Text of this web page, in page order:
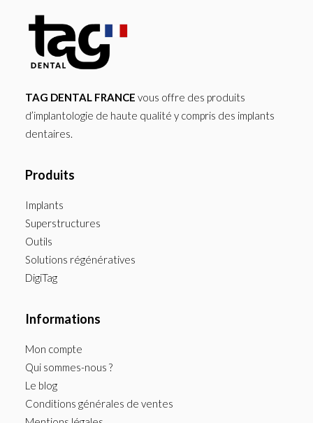
TAG DENTAL FRANCE vous offre des produits
d’implantologie de haute qualité y compris des implants
dentaires.
Produits
Implants
Superstructures
Outils
Solutions régénératives
DigiTag
Informations
Mon compte
Qui sommes-nous ?
Le blog
Conditions générales de ventes